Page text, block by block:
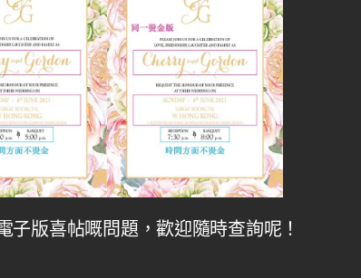
子版喜帖嘅問題，歡迎隨時查詢呢！